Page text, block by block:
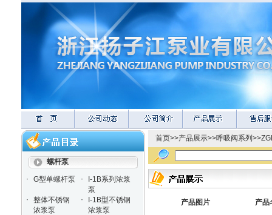
螺杆泵
·
G型单螺杆泵 ·
I-1B系列浓浆
泵
·
整体不锈钢
浓浆泵
·
I-1B型不锈钢
浓浆泵
首页>>产品展示>>呼吸阀系列 >>
产品图片 产品